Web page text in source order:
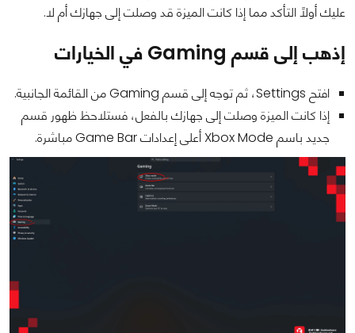
عليك أولًا التأكد مما إذا كانت الميزة قد وصلت إلى جهازك أم لا.
إذهب إلى قسم Gaming في الخيارات
افتح Settings، ثم توجه إلى قسم Gaming من القائمة الجانبية.
إذا كانت الميزة وصلت إلى جهازك بالفعل، فستلاحظ ظهور قسم
جديد باسم Xbox Mode أعلى إعدادات Game Bar مباشرة.